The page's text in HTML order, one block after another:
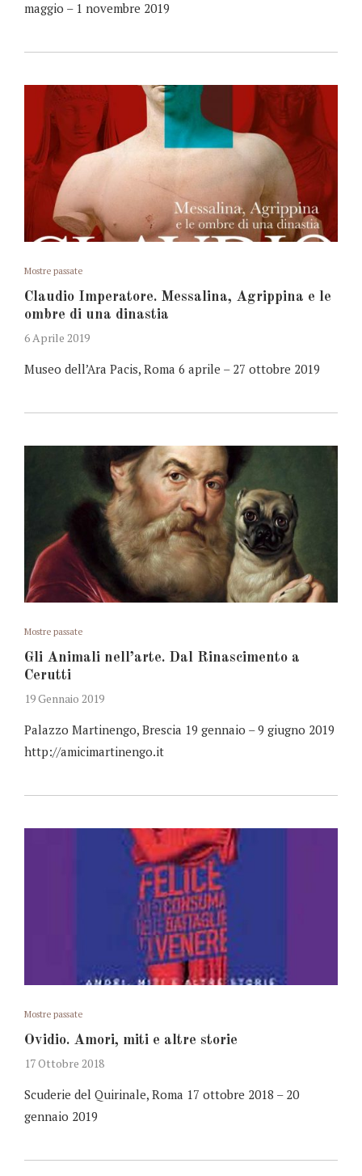
maggio – 1 novembre 2019
Mostre passate
Claudio Imperatore. Messalina, Agrippina e le
ombre di una dinastia
6 Aprile 2019
Museo dell’Ara Pacis, Roma 6 aprile – 27 ottobre 2019
Mostre passate
Gli Animali nell’arte. Dal Rinascimento a
Cerutti
19 Gennaio 2019
Palazzo Martinengo, Brescia 19 gennaio – 9 giugno 2019
http://amicimartinengo.it
Mostre passate
Ovidio. Amori, miti e altre storie
17 Ottobre 2018
Scuderie del Quirinale, Roma 17 ottobre 2018 – 20
gennaio 2019